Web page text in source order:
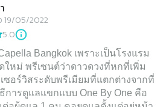
19/05/2022
5.0
Bangkok เพราะเป็นโรงแรม
ใหม่ พรีเซนต์ว่าดาวดวงที่หกที่เพิ่ม
ซอร์วิสระดับพรีเมียมที่แตกต่างจากที่
การดูแลแขกแบบ One By One คือ